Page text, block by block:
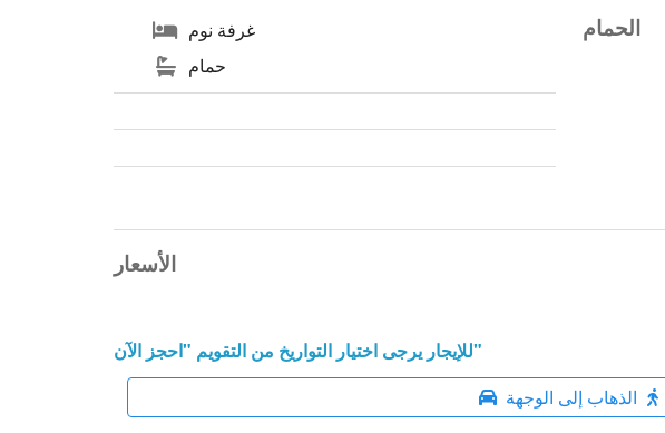
غرفة نوم
حمام
الحمام
الأسعار
للإيجار يرجى اختيار التواريخ من التقويم "احجز الآن"
الذهاب إلى الوجهة